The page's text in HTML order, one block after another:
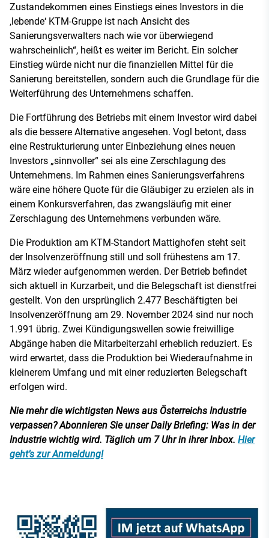
Zustandekommen eines Einstiegs eines Investors in die
‚lebende‘ KTM-Gruppe ist nach Ansicht des
Sanierungsverwalters nach wie vor überwiegend
wahrscheinlich“, heißt es weiter im Bericht. Ein solcher
Einstieg würde nicht nur die finanziellen Mittel für die
Sanierung bereitstellen, sondern auch die Grundlage für die
Weiterführung des Unternehmens schaffen.
Die Fortführung des Betriebs mit einem Investor wird dabei
als die bessere Alternative angesehen. Vogl betont, dass
eine Restrukturierung unter Einbeziehung eines neuen
Investors „sinnvoller“ sei als eine Zerschlagung des
Unternehmens. Im Rahmen eines Sanierungsverfahrens
wäre eine höhere Quote für die Gläubiger zu erzielen als in
einem Konkursverfahren, das zwangsläufig mit einer
Zerschlagung des Unternehmens verbunden wäre.
Die Produktion am KTM-Standort Mattighofen steht seit
der Insolvenzeröffnung still und soll frühestens am 17.
März wieder aufgenommen werden. Der Betrieb befindet
sich aktuell in Kurzarbeit, und die Belegschaft ist dienstfrei
gestellt. Von den ursprünglich 2.477 Beschäftigten bei
Insolvenzeröffnung am 29. November 2024 sind nur noch
1.991 übrig. Zwei Kündigungswellen sowie freiwillige
Abgänge haben die Mitarbeiterzahl erheblich reduziert. Es
wird erwartet, dass die Produktion bei Wiederaufnahme in
kleinerem Umfang und mit einer reduzierten Belegschaft
erfolgen wird.
Nie mehr die wichtigsten News aus Österreichs Industrie
verpassen? Abonnieren Sie unser Daily Briefing: Was in der
Industrie wichtig wird. Täglich um 7 Uhr in ihrer Inbox. Hier
geht’s zur Anmeldung!